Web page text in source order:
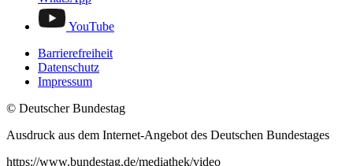
YouTube
Barrierefreiheit
Datenschutz
Impressum
© Deutscher Bundestag
Ausdruck aus dem Internet-Angebot des Deutschen Bundestages
https://www.bundestag.de/mediathek/video